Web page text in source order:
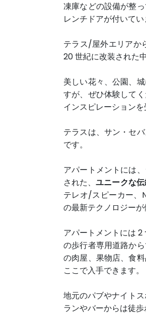
凍庫などの設備が整
レンチドアが付いてい
テラス/屋外エリアか
20 世紀に改装された
美しい花々、公園、
すが、ぜひ体験して
インスピレーションを
テラスは、サン・セ
です。
アパートメントには、
された、ユニークな
テレオ/スピーカー、
の最新テクノロジーが
アパートメント には 2
の歩行者専用道路か
の肉屋、果物店、食
ここで入手できます。
地元のパブやナイト
ランやバーからは徒